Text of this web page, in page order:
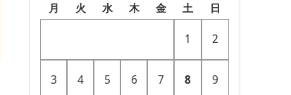
月 火 水 木 金 土 日
1 2
3 4 5 6 7 8 9